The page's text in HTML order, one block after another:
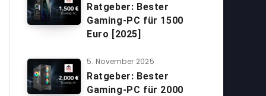
Ratgeber: Bester
Gaming-PC für 1500
Euro [2025]
5. November 2025
Ratgeber: Bester
Gaming-PC für 2000